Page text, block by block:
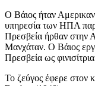
Ο Βάιος ήταν
υπηρεσία των ΗΠΑ
Πρεσβεία ήρθαν στην
Μανχάταν. Ο Βάιος
Πρεσβεία ως
Το ζεύγος έφερε στον